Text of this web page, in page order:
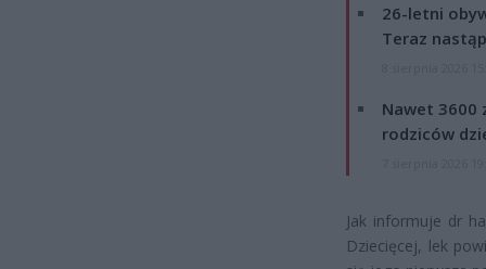
26-letni
Teraz
Nawet 3600
rodziców
Jak informuje dr
Dziecięcej, lek